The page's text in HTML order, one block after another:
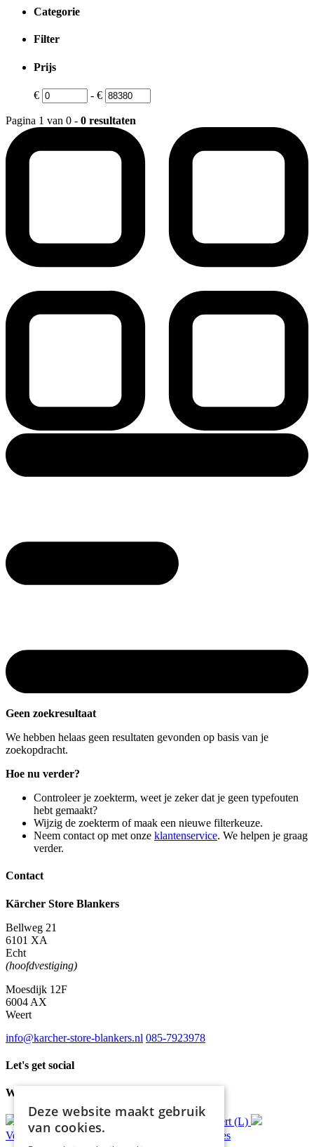
Categorie
Filter
Prijs
€ - €
Pagina 1 van 0 - 0 resultaten
Geen zoekresultaat
We hebben helaas geen resultaten gevonden op basis van je
zoekopdracht.
Hoe nu verder?
Controleer je zoekterm, weet je zeker dat je geen typefouten
hebt gemaakt?
Wijzig de zoekterm of maak een nieuwe filterkeuze.
Neem contact op met onze klantenservice. We helpen je graag
verder.
Contact
Kärcher Store Blankers
Bellweg 21
6101 XA
Echt
(hoofdvestiging)
Moesdijk 12F
6004 AX
Weert
info@karcher-store-blankers.nl 085-7923978
Let's get social
Waar wij voor staan
bezorging*
Ophalen in Echt of Weert (L)
Verzonden binnen 48 uur* advies
Deze website maakt gebruik
van cookies.